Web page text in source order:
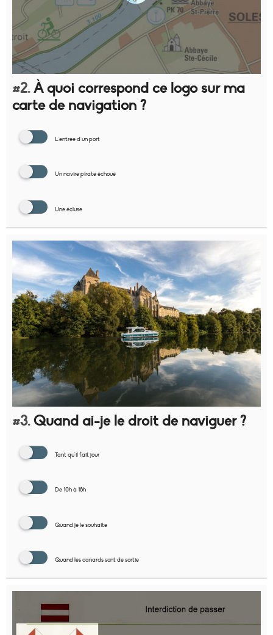
#2.À quoi correspond ce logo sur ma
carte de navigation ?
L'entrée d'un port
Un navire pirate échoué
Une écluse
#3.Quand ai-je le droit de naviguer ?
Tant qu'il fait jour
De 10h à 18h
Quand je le souhaite
Quand les canards sont de sortie